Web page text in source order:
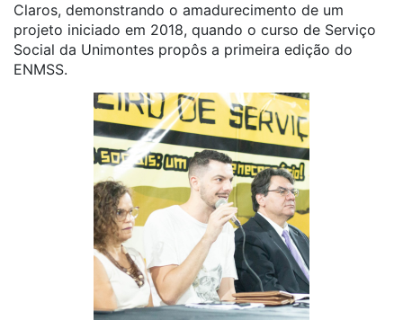
Claros, demonstrando o amadurecimento de um
projeto iniciado em 2018, quando o curso de Serviço
Social da Unimontes propôs a primeira edição do
ENMSS.